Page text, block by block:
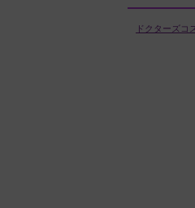
ドクターズコ